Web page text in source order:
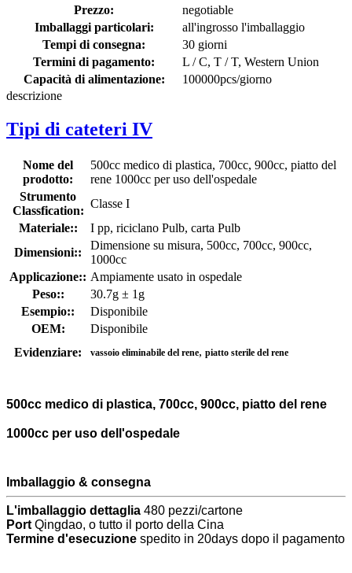
Prezzo:
negotiable
Imballaggi particolari:
all'ingrosso l'imballaggio
Tempi di consegna:
30 giorni
Termini di pagamento:
L / C, T / T, Western Union
Capacità di alimentazione:
100000pcs/giorno
descrizione
Tipi di cateteri IV
Nome del
prodotto:
500cc medico di plastica, 700cc, 900cc, piatto del
rene 1000cc per uso dell'ospedale
Strumento
Classfication:
Classe I
Materiale::
I pp, riciclano Pulb, carta Pulb
Dimensioni::
Dimensione su misura, 500cc, 700cc, 900cc,
1000cc
Applicazione:: Ampiamente usato in ospedale
Peso::
30.7g ± 1g
Esempio::
Disponibile
OEM:
Disponibile
Evidenziare:
vassoio eliminabile del rene, piatto sterile del rene
500cc medico di plastica, 700cc, 900cc, piatto del rene
1000cc per uso dell'ospedale
Imballaggio & consegna
L'imballaggio dettaglia 480 pezzi/cartone
Port Qingdao, o tutto il porto della Cina
Termine d'esecuzione spedito in 20days dopo il pagamento